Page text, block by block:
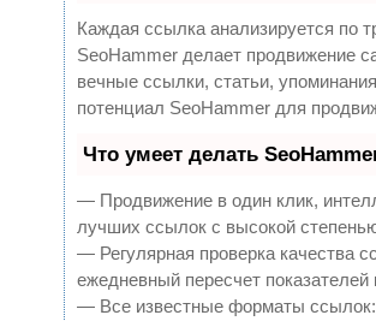
Каждая ссылка анализируется по
SeoHammer делает продвижение
вечные ссылки, статьи,
потенциал SeoHammer для
Что умеет делать
— Продвижение в один клик,
лучших ссылок с высокой
— Регулярная проверка качества
ежедневный пересчет показателей
— Все известные форматы